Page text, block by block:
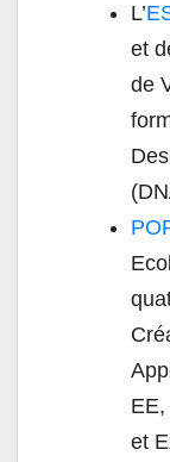
L’
et
de
et